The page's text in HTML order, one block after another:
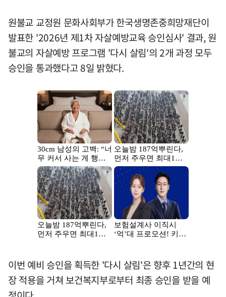
원불교 교정원 문화사회부가 한국생명존중희망재단이
발표한 '2026년 제1차 자살예방교육 승인심사' 결과, 원
불교의 자살예방 프로그램 '다시 살림'의 2개 과정 모두
승인을 통과했다고 8일 밝혔다.
이번 예비 승인을 획득한 '다시 살림'은 향후 1년간의 현
장 적용을 거쳐 보건복지부로부터 최종 승인을 받을 예